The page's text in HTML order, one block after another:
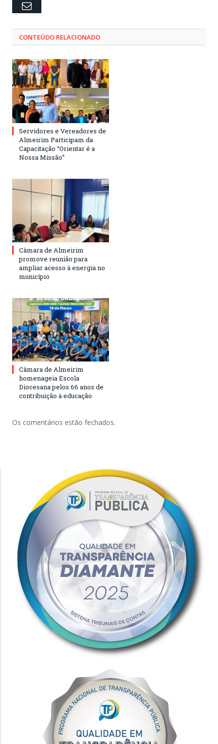
Email
CONTEÚDO RELACIONADO
Servidores e Vereadores de
Almeirim Participam da
Capacitação “Orientar é a
Nossa Missão”
Câmara de Almeirim
promove reunião para
ampliar acesso à energia no
município
Câmara de Almeirim
homenageia Escola
Diocesana pelos 66 anos de
contribuição à educação
Os comentários estão fechados.